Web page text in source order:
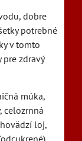
dobre
potrebné
v tomto
zdravý
múka,
celozrnná
loj,